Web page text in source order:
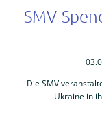
SMV-
Die SMV
Ukraine in